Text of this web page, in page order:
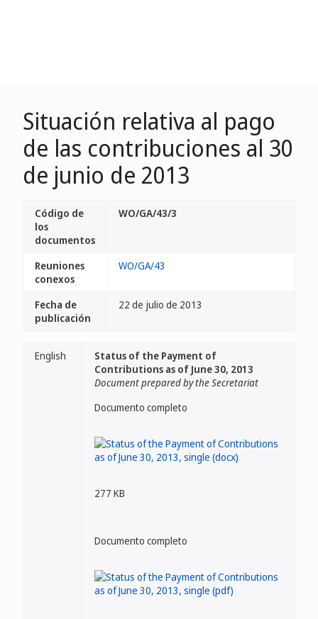
Situación relativa al pago
de las contribuciones al 30
de junio de 2013
Código de
los
documentos
WO/GA/43/3
Reuniones
conexos
WO/GA/43
Fecha de
publicación
22 de julio de 2013
English
Status of the Payment of
Contributions as of June 30, 2013
Document prepared by the Secretariat
Documento completo
277 KB
Documento completo